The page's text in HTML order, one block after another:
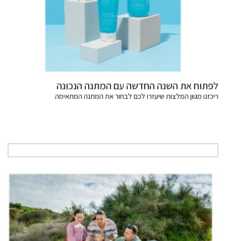
לפתוח את השנה החדשה עם המתנה הנכונה
ריכזנו מגוון המלצות שיעזרו לכם לבחור את המתנה המתאימה